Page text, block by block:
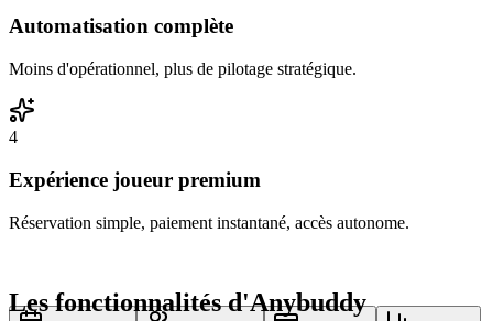
Automatisation complète
Moins d'opérationnel, plus de pilotage stratégique.
4
Expérience joueur premium
Réservation simple, paiement instantané, accès autonome.
Les fonctionnalités d'Anybuddy